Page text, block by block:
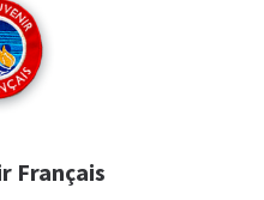
Français